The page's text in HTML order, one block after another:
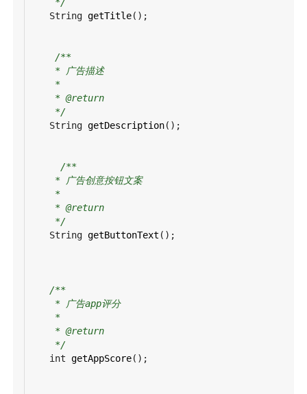
String getTitle();
/**
* 广告描述
*
* @return
*/
String getDescription();
/**
* 广告创意按钮文案
*
* @return
*/
String getButtonText ();
/**
* 广告app评分
*
* @return
*/
int getAppScore();